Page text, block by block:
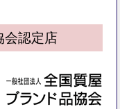
会認定店